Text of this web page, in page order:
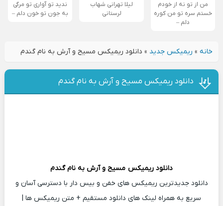
من از تو نه از خودم
خستم سره تو من کوره
دلم –
لیلا تهرانی شهاب
لرستانی
ندید تو آواری تو مرگی
به جون تو خون دلم –
خانه» ریمیکس جدید » دانلود ریمیکس مسیح و آرش به نام گندم
دانلود ریمیکس مسیح و آرش به نام گندم
دانلود ریمیکس مسیح و آرش به نام گندم
دانلود جدیدترین ریمیکس های خفن و بیس دار با دسترسی آسان و
سریع به همراه لینک های دانلود مستقیم + متن ریمیکس ها |